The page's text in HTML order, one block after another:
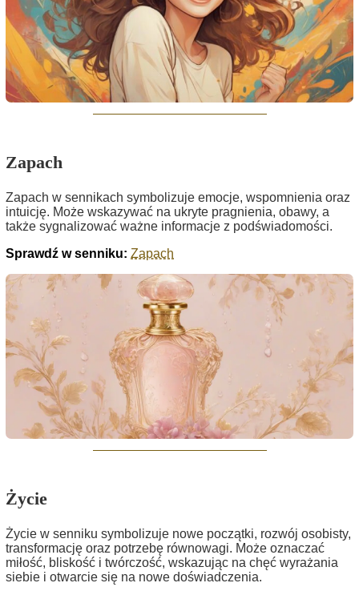
Zapach
Zapach w sennikach symbolizuje emocje, wspomnienia oraz
intuicję. Może wskazywać na ukryte pragnienia, obawy, a
także sygnalizować ważne informacje z podświadomości.
Sprawdź w senniku: Zapach
Życie
Życie w senniku symbolizuje nowe początki, rozwój osobisty,
transformację oraz potrzebę równowagi. Może oznaczać
miłość, bliskość i twórczość, wskazując na chęć wyrażania
siebie i otwarcie się na nowe doświadczenia.